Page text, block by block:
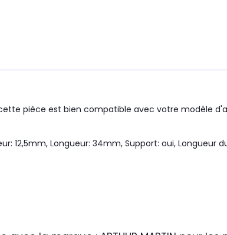
pièce est bien compatible avec votre modèle
12,5mm, Longueur: 34mm, Support: oui,